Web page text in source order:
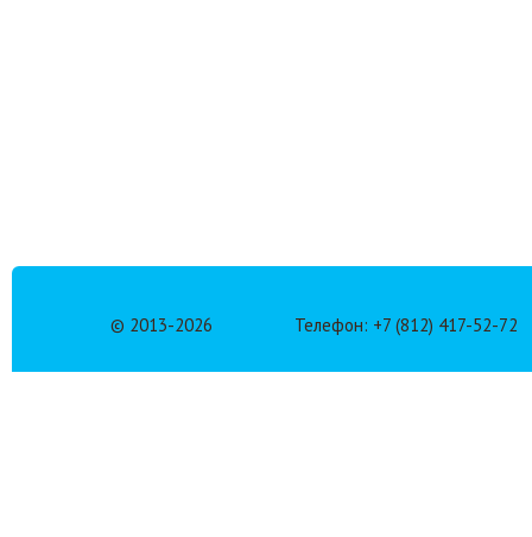
© 2013-2026 Телефон: +7 (812) 417-52-72